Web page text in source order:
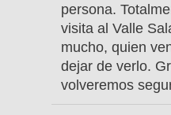
persona.
visita al Valle
mucho, quien
dejar de verlo.
volveremos